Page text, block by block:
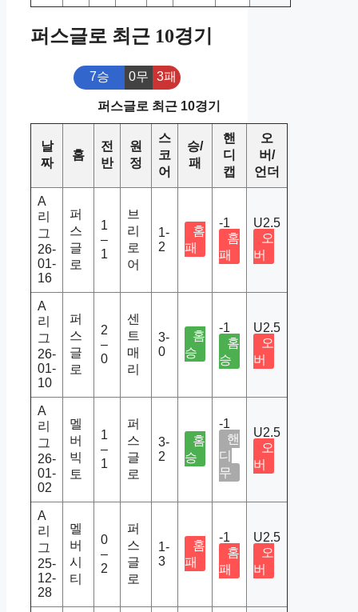
퍼스글로 최근 10경기
7승 0무 3패
퍼스글로 최근 10경기
날
짜
홈
전
반
원
정
스
코
어
승/
패
핸
디
캡
오
버/
언더
A
리
그
26-
01-
16
퍼
스
글
로
1
–
1
브
리
로
어
1-
2
홈
패
-1
홈
패
U2.5
오
버
A
리
그
26-
01-
10
퍼
스
글
로
2
–
0
센
트
매
리
3-
0
홈
승
-1
홈
승
U2.5
오
버
A
리
그
26-
01-
02
멜
버
빅
토
1
–
1
퍼
스
글
로
3-
2
홈
승
-1
핸
디
무
U2.5
오
버
A
리
그
25-
12-
28
멜
버
시
티
0
–
2
퍼
스
글
로
1-
3
홈
패
-1
홈
패
U2.5
오
버